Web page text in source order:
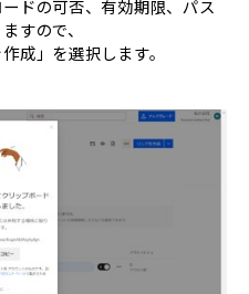
ドの可否、有効期限、パス
すので、
成」を選択します。